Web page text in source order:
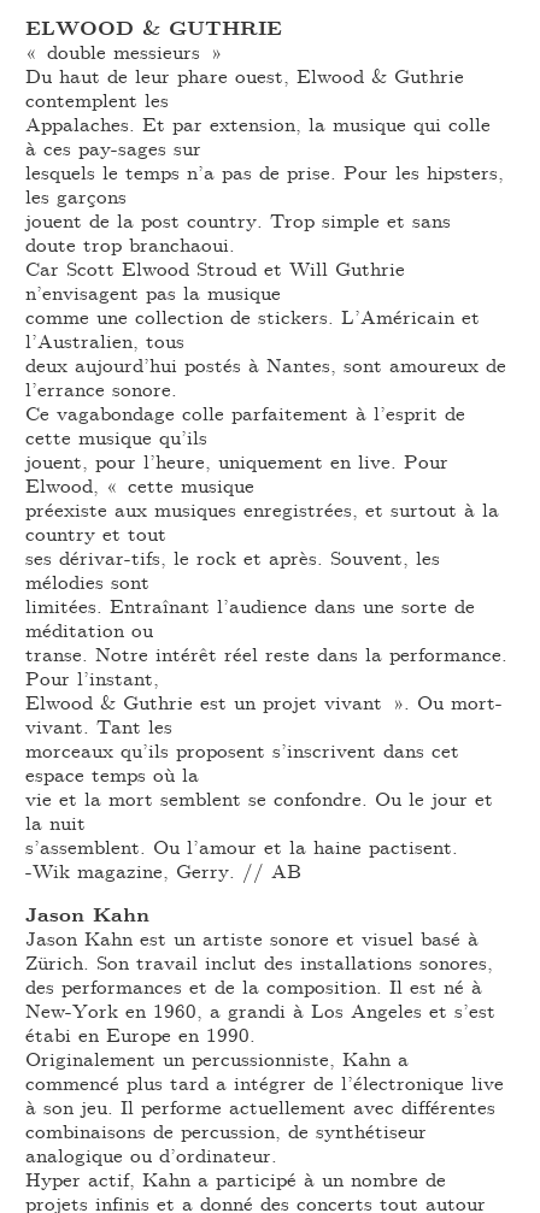
ELWOOD & GUTHRIE
« double messieurs »
Du haut de leur phare ouest, Elwood & Guthrie
contemplent les
Appalaches. Et par extension, la musique qui colle
à ces pay-sages sur
lesquels le temps n’a pas de prise. Pour les hipsters,
les garçons
jouent de la post country. Trop simple et sans
doute trop branchaoui.
Car Scott Elwood Stroud et Will Guthrie
n’envisagent pas la musique
comme une collection de stickers. L’Américain et
l’Australien, tous
deux aujourd’hui postés à Nantes, sont amoureux de
l’errance sonore.
Ce vagabondage colle parfaitement à l’esprit de
cette musique qu’ils
jouent, pour l’heure, uniquement en live. Pour
Elwood, « cette musique
préexiste aux musiques enregistrées, et surtout à la
country et tout
ses dérivar-tifs, le rock et après. Souvent, les
mélodies sont
limitées. Entraînant l’audience dans une sorte de
méditation ou
transe. Notre intérêt réel reste dans la performance.
Pour l’instant,
Elwood & Guthrie est un projet vivant ». Ou mort-
vivant. Tant les
morceaux qu’ils proposent s’inscrivent dans cet
espace temps où la
vie et la mort semblent se confondre. Ou le jour et
la nuit
s’assemblent. Ou l’amour et la haine pactisent.
-Wik magazine, Gerry. // AB
Jason Kahn
Jason Kahn est un artiste sonore et visuel basé à
Zürich. Son travail inclut des installations sonores,
des performances et de la composition. Il est né à
New-York en 1960, a grandi à Los Angeles et s’est
étabi en Europe en 1990.
Originalement un percussionniste, Kahn a
commencé plus tard a intégrer de l’électronique live
à son jeu. Il performe actuellement avec différentes
combinaisons de percussion, de synthétiseur
analogique ou d’ordinateur.
Hyper actif, Kahn a participé à un nombre de
projets infinis et a donné des concerts tout autour